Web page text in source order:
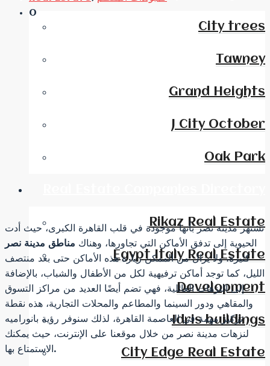
City trees
Tawney
Grand Heights
J City October
Oak Park
Rikaz Real Estate
Egypt Italy Real Estate
Development
Idris buildings
City Edge Real Estate
0
تشتهر مدينة نصر بأنها موجودة في قلب القاهرة الكبرى، حيث أدت
الحيوية إلى تدفق الأماكن التي تجاورها، وهناك مناطق مدينة نصر
كثيرة، ولا يزال من الممكن زيارة هذه الأماكن حتى بعد منتصف
الليل، كما توجد أماكن ترفيهية لكل من الأطفال والشباب، بالإضافة
إلى النزهات العائلية، فهي تضم أيضًا العديد من مراكز التسوق
والمقاهي ودور السينما والمطاعم والمحلات التجارية، هذه نقطة
تركيز مهمة في العاصمة القاهرة، لذلك سنوفر رؤية بانوراميه
لنزهات مدينة نصر من خلال موقعنا على الإنترنت، حيث يمكنك
الاستمتاع بها.